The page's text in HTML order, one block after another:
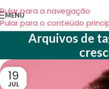
Pular para a navegação
Pular para o conteúdo
MENU
Arquivos de
19
JUL